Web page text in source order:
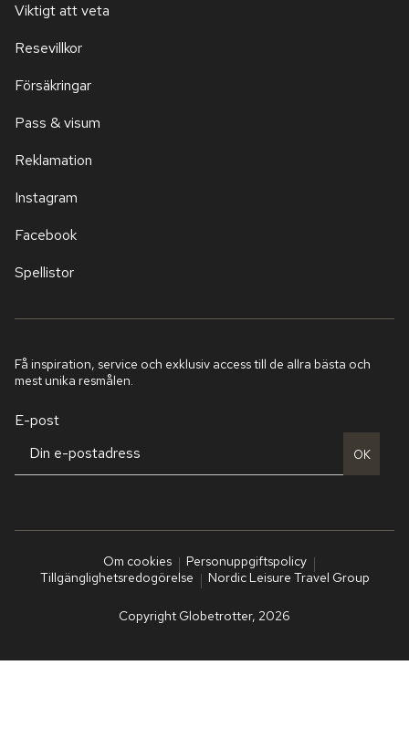
Viktigt att veta
Resevillkor
Försäkringar
Pass & visum
Reklamation
Instagram
Facebook
Spellistor
Få inspiration, service och exklusiv access till de allra bästa och
mest unika resmålen.
E-post
OK
Om cookies
Personuppgiftspolicy
Tillgänglighetsredogörelse
Nordic Leisure Travel Group
Copyright Globetrotter, 2026